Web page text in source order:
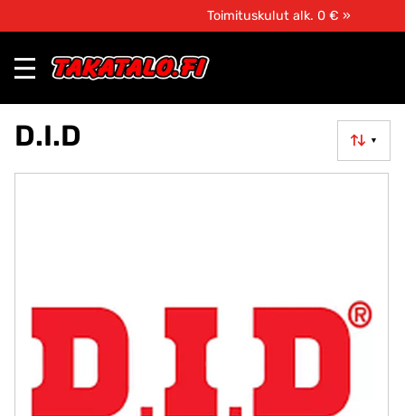
Toimituskulut alk. 0 € »
▼
D.I.D